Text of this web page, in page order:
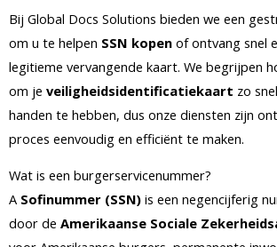
Bij Global Docs Solutions bieden we een
om u te helpen SSN kopen of ontvang snel
legitieme vervangende kaart. We begrijpen
om je veiligheidsidentificatiekaart zo
handen te hebben, dus onze diensten zijn
proces eenvoudig en efficiënt te maken.
Wat is een burgerservicenummer?
A Sofinummer (SSN) is een negencijferig
door de Amerikaanse Sociale